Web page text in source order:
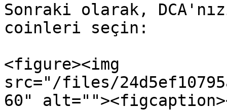
Sonraki olarak,
coinleri seçin:
<figure><img
src="/files/
60"